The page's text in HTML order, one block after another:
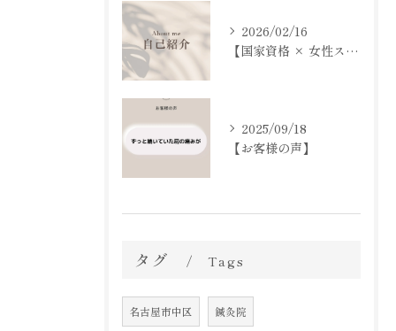
2026/02/16
【国家資格 × 女性スタッフによる安心施術】
2025/09/18
【お客様の声】
タグ Tags
名古屋市中区 鍼灸院